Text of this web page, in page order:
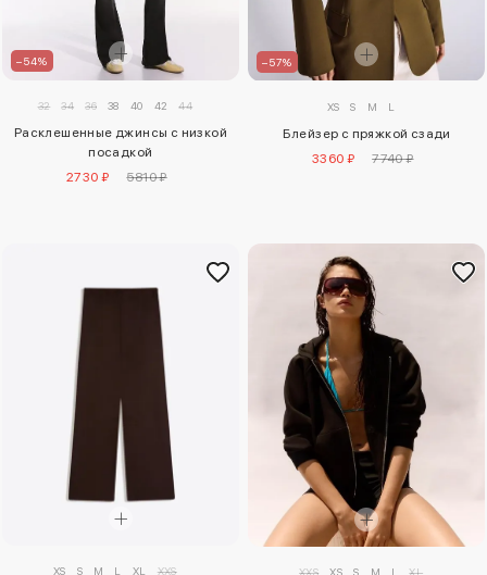
–54%
32 34 36 38 40 42 44
Расклешенные джинсы с низкой
посадкой
2730 ₽
5810 ₽
–57%
XS S M L
Блейзер с пряжкой сзади
3360 ₽
7740 ₽
XS S M L XL XXS XXS XS S M L XL